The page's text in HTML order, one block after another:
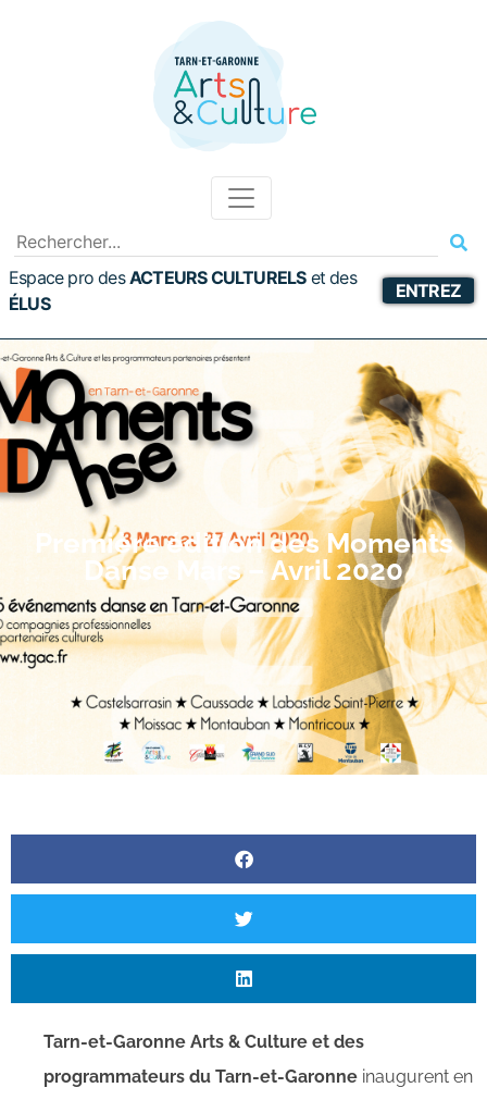
Espace pro desACTEURS CULTURELS etdes
ÉLUS
ENTREZ
Première édition des Moments
Danse Mars – Avril 2020
Tarn-et-Garonne Arts & Culture et des
programmateurs du Tarn-et-Garonne inaugurent en